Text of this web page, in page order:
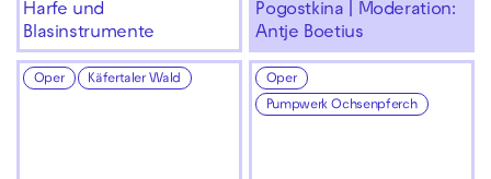
Harfe und
Blasinstrumente
Pogostkina | Moderation:
Antje Boetius
Oper Käfertaler Wald
Oper
Pumpwerk Ochsenpferch